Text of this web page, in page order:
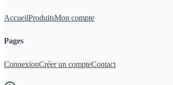
AccueilProduitsMon compte
Pages
ConnexionCréer un compteContact